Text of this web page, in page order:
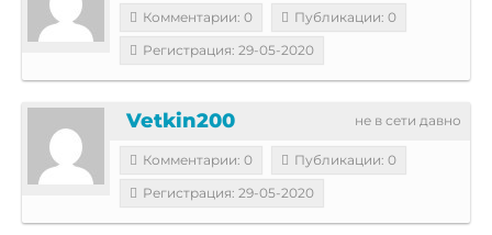
Комментарии: 0
Публикации: 0
Регистрация: 29-05-2020
не в сети давно
Vetkin200
Комментарии: 0
Публикации: 0
Регистрация: 29-05-2020